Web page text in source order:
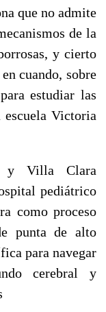
que no admite
de la
y cierto
cuando, sobre
estudiar las
Victoria
y Villa Clara
pediátrico
como proceso
punta de alto
para navegar
cerebral y